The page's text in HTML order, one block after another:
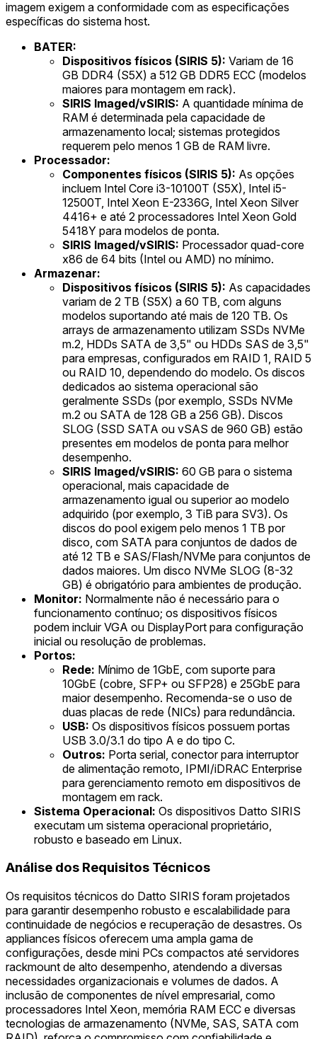
imagem exigem a conformidade com as especificações
específicas do sistema host.
BATER:
Dispositivos físicos (SIRIS 5): Variam de 16
GB DDR4 (S5X) a 512 GB DDR5 ECC (modelos
maiores para montagem em rack).
SIRIS Imaged/vSIRIS: A quantidade mínima de
RAM é determinada pela capacidade de
armazenamento local; sistemas protegidos
requerem pelo menos 1 GB de RAM livre.
Processador:
Componentes físicos (SIRIS 5): As opções
incluem Intel Core i3-10100T (S5X), Intel i5-
12500T, Intel Xeon E-2336G, Intel Xeon Silver
4416+ e até 2 processadores Intel Xeon Gold
5418Y para modelos de ponta.
SIRIS Imaged/vSIRIS: Processador quad-core
x86 de 64 bits (Intel ou AMD) no mínimo.
Armazenar:
Dispositivos físicos (SIRIS 5): As capacidades
variam de 2 TB (S5X) a 60 TB, com alguns
modelos suportando até mais de 120 TB. Os
arrays de armazenamento utilizam SSDs NVMe
m.2, HDDs SATA de 3,5" ou HDDs SAS de 3,5"
para empresas, configurados em RAID 1, RAID 5
ou RAID 10, dependendo do modelo. Os discos
dedicados ao sistema operacional são
geralmente SSDs (por exemplo, SSDs NVMe
m.2 ou SATA de 128 GB a 256 GB). Discos
SLOG (SSD SATA ou vSAS de 960 GB) estão
presentes em modelos de ponta para melhor
desempenho.
SIRIS Imaged/vSIRIS: 60 GB para o sistema
operacional, mais capacidade de
armazenamento igual ou superior ao modelo
adquirido (por exemplo, 3 TiB para SV3). Os
discos do pool exigem pelo menos 1 TB por
disco, com SATA para conjuntos de dados de
até 12 TB e SAS/Flash/NVMe para conjuntos de
dados maiores. Um disco NVMe SLOG (8-32
GB) é obrigatório para ambientes de produção.
Monitor: Normalmente não é necessário para o
funcionamento contínuo; os dispositivos físicos
podem incluir VGA ou DisplayPort para configuração
inicial ou resolução de problemas.
Portos:
Rede: Mínimo de 1GbE, com suporte para
10GbE (cobre, SFP+ ou SFP28) e 25GbE para
maior desempenho. Recomenda-se o uso de
duas placas de rede (NICs) para redundância.
USB: Os dispositivos físicos possuem portas
USB 3.0/3.1 do tipo A e do tipo C.
Outros: Porta serial, conector para interruptor
de alimentação remoto, IPMI/iDRAC Enterprise
para gerenciamento remoto em dispositivos de
montagem em rack.
Sistema Operacional: Os dispositivos Datto SIRIS
executam um sistema operacional proprietário,
robusto e baseado em Linux.
Análise dos Requisitos Técnicos
Os requisitos técnicos do Datto SIRIS foram projetados
para garantir desempenho robusto e escalabilidade para
continuidade de negócios e recuperação de desastres. Os
appliances físicos oferecem uma ampla gama de
configurações, desde mini PCs compactos até servidores
rackmount de alto desempenho, atendendo a diversas
necessidades organizacionais e volumes de dados. A
inclusão de componentes de nível empresarial, como
processadores Intel Xeon, memória RAM ECC e diversas
tecnologias de armazenamento (NVMe, SAS, SATA com